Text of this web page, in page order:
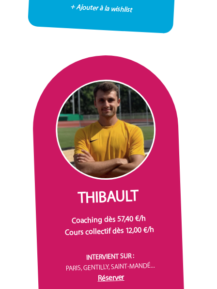
+ Ajouter à la wishlist
THIBAULT
Coaching dès 57,40 €/h
Cours collectif dès 12,00 €/h
INTERVIENT SUR :
PARIS, GENTILLY, SAINT-MANDÉ...
Réserver